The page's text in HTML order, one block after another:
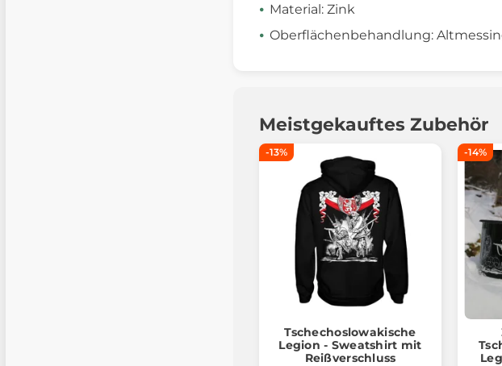
Material: Zink
Oberflächenbehandlung:
Meistgekauftes Zubehör
-13%
Tschechoslowakische
Legion - Sweatshirt mit
Reißverschluss
-14%